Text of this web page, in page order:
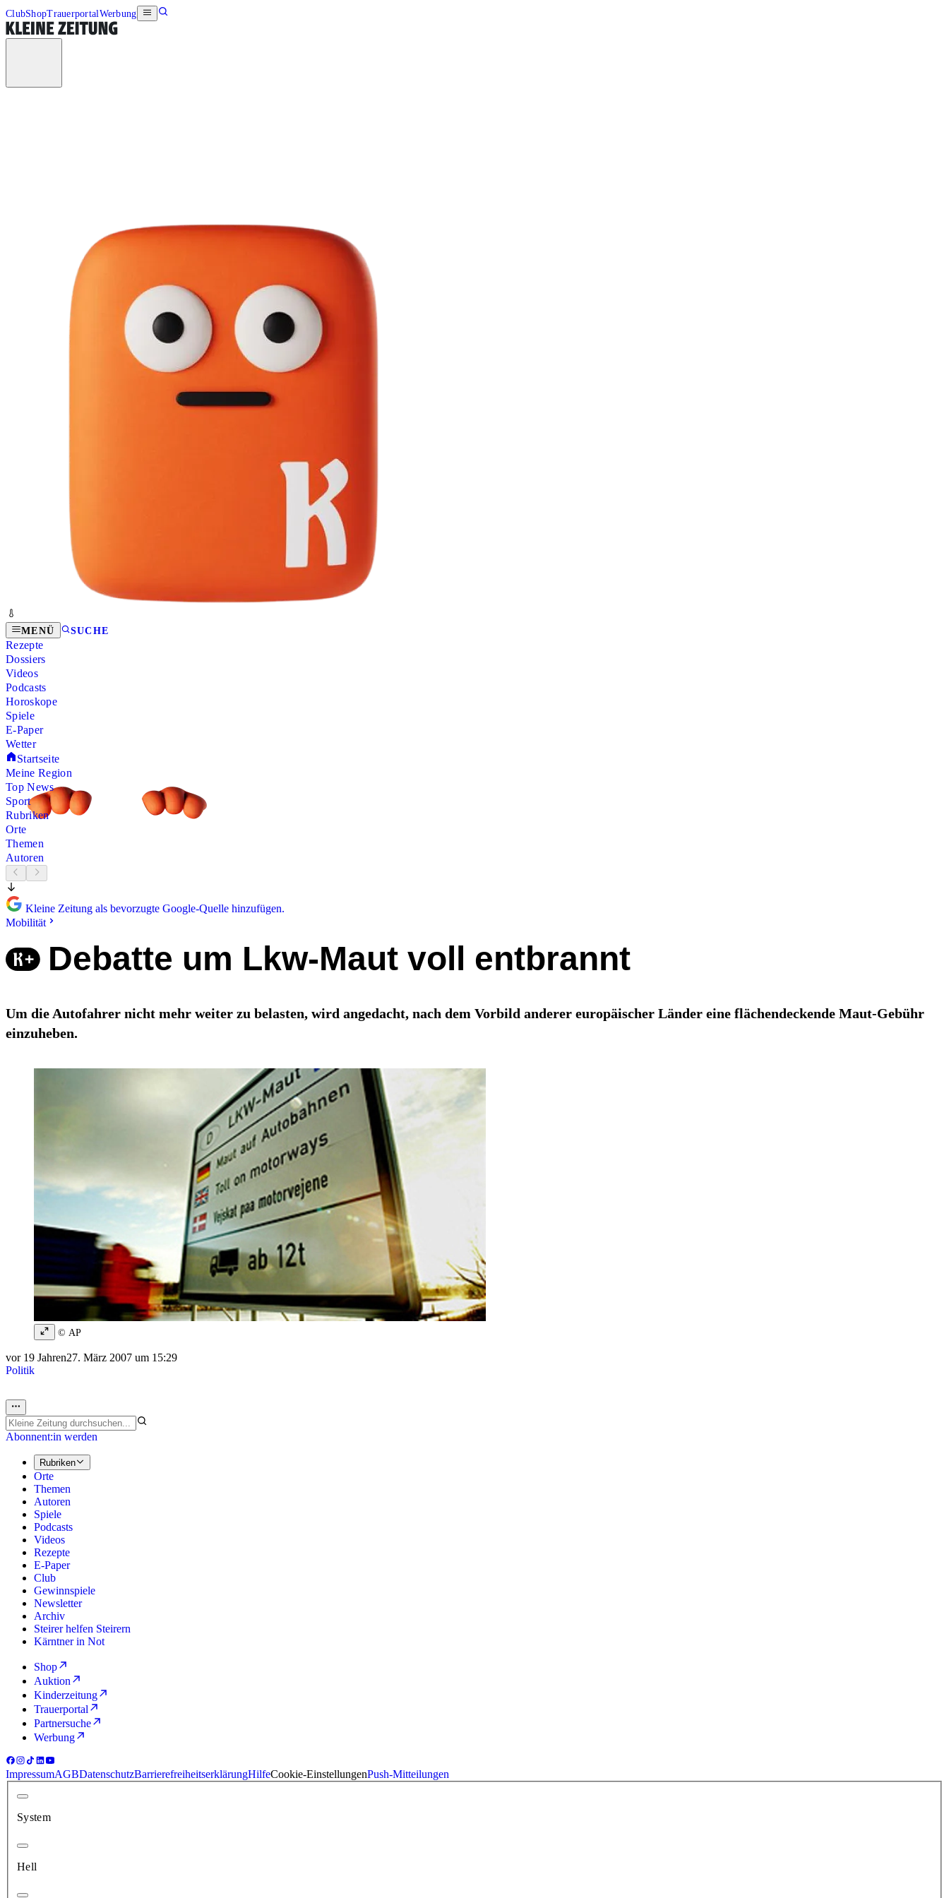
ClubShopTrauerportalWerbung
MENÜ SUCHE
Rezepte
Dossiers
Videos
Podcasts
Horoskope
Spiele
E-Paper
Wetter
Startseite
Meine Region
Top News
Sport
Rubriken
Orte
Themen
Autoren
Kleine Zeitung als bevorzugte Google-Quelle hinzufügen.
Mobilität
Debatte um Lkw-Maut voll entbrannt
Um die Autofahrer nicht mehr weiter zu belasten, wird angedacht, nach dem Vorbild anderer europäischer Länder eine flächendeckende Maut-Gebühr
einzuheben.
© AP
vor 19 Jahren27. März 2007 um 15:29
Politik
Abonnent:in werden
Rubriken
Orte
Themen
Autoren
Spiele
Podcasts
Videos
Rezepte
E-Paper
Club
Gewinnspiele
Newsletter
Archiv
Steirer helfen Steirern
Kärntner in Not
Shop
Auktion
Kinderzeitung
Trauerportal
Partnersuche
Werbung
ImpressumAGBDatenschutzBarrierefreiheitserklärungHilfeCookie-EinstellungenPush-Mitteilungen
System
Hell